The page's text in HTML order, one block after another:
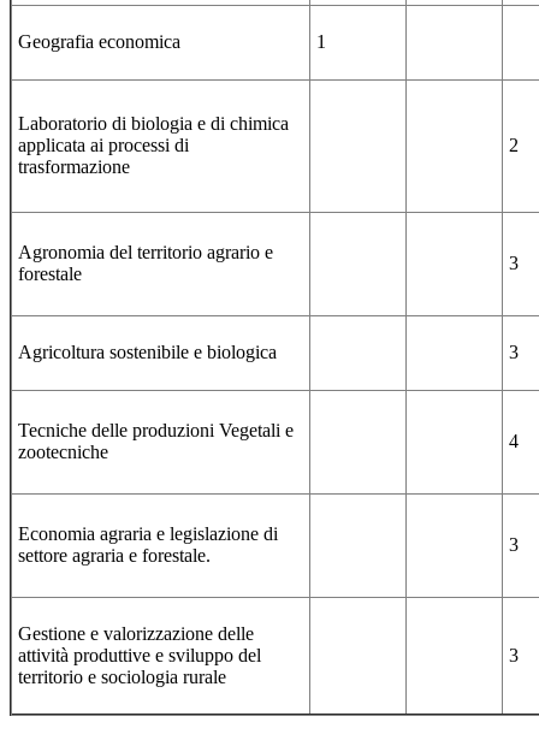
Geografia economica 1
Laboratorio di biologia e di chimica
applicata ai processi di
trasformazione
2
Agronomia del territorio agrario e
forestale
3
Agricoltura sostenibile e biologica 3
Tecniche delle produzioni Vegetali e
zootecniche
4
Economia agraria e legislazione di
settore agraria e forestale.
3
Gestione e valorizzazione delle
attività produttive e sviluppo del
territorio e sociologia rurale
3